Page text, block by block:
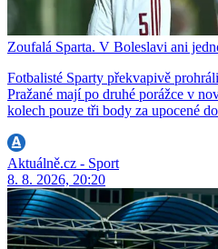
Zoufalá Sparta. V Boleslavi ani
Fotbalisté Sparty překvapivě
Pražané mají po druhé porážce v
kolech pouze tři body za upocené
Aktuálně.cz - Sport
8. 8. 2026, 20:20